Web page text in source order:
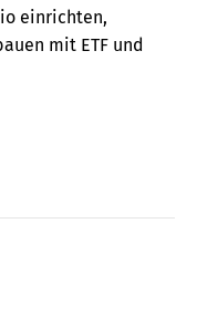
einrichten,
mit ETF und